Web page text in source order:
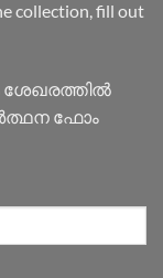
collection, fill out
ഫോം